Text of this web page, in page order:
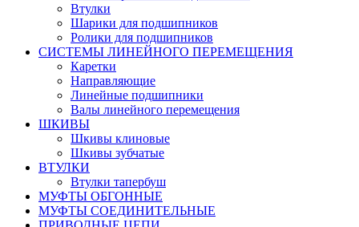
Втулки
Шарики для подшипников
Ролики для подшипников
СИСТЕМЫ ЛИНЕЙНОГО ПЕРЕМЕЩЕНИЯ
Каретки
Направляющие
Линейные подшипники
Валы линейного перемещения
ШКИВЫ
Шкивы клиновые
Шкивы зубчатые
ВТУЛКИ
Втулки тапербуш
МУФТЫ ОБГОННЫЕ
МУФТЫ СОЕДИНИТЕЛЬНЫЕ